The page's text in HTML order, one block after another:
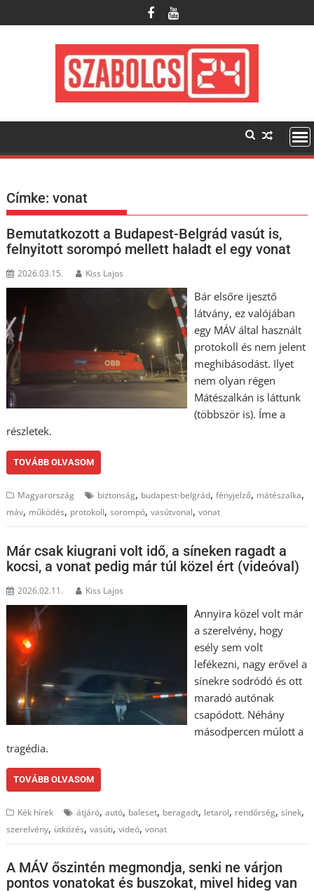
to
Címke:vonat
Bemutatkozott a Budapest-Belgrád vasút is,
felnyitott sorompó mellett haladt el egy vonat
2026.03.15. Kiss Lajos
Bár elsőre ijesztő
látvány, ez valójában
egy MÁV által használt
protokoll és nem jelent
meghibásodást. Ilyet
nem olyan régen
Mátészalkán is láttunk
(többször is). Íme a
részletek.
TOVÁBB OLVASOM
Magyarország biztonság, budapest-belgrád,fényjelző, mátészalka,
máv, működés, protokoll,sorompó,vasútvonal,vonat
Már csak kiugrani volt idő, a síneken ragadt a
kocsi, a vonat pedig már túl közel ért (videóval)
2026.02.11. Kiss Lajos
Annyira közel volt már
a szerelvény, hogy
esély sem volt
lefékezni, nagy erővel a
sínekre sodródó és ott
maradó autónak
csapódott. Néhány
másodpercen múlott a
tragédia.
TOVÁBB OLVASOM
Kék hírek átjáró,autó, baleset, beragadt, letarol, rendőrség,sínek,
szerelvény, ütközés,vasúti,videó,vonat
A MÁV őszintén megmondja, senki ne várjon
pontos vonatokat és buszokat, mivel hideg van